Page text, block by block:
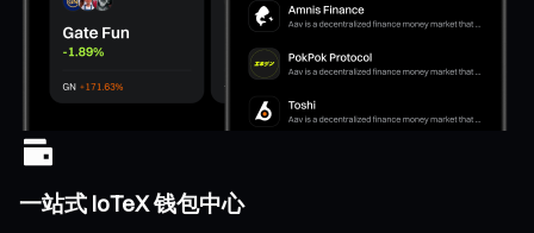
一站式 IoTeX 钱包中心